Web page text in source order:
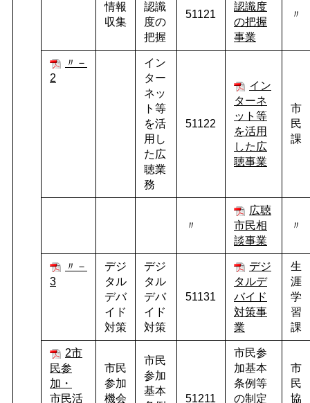
情報
収集
認識
度の
把握
51121
認識度
の把握
事業
〃
〃－
2
イン
ター
ネッ
ト等
を活
用し
た広
聴業
務
51122
イン
ターネ
ット等
を活用
した広
聴事業
市
民
課
〃
広聴
市民相
談事業
〃
〃－
3
デジ
タル
デバ
イド
対策
デジ
タル
デバ
イド
対策
51131
デジ
タルデ
バイド
対策事
業
生
涯
学
習
課
2市
民参
加・
市民活
市民
参加
機会
市民
参加
基本
51211
市民参
加基本
条例等
の制定
市
民
協